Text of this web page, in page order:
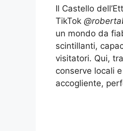
Il Castello
TikTok
un mondo da
scintillanti,
visitatori. Qui,
conserve locali
accogliente,